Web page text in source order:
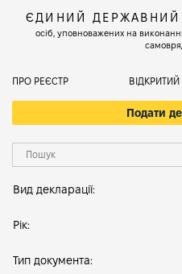
ЄДИНИЙ ДЕРЖАВНИЙ
осіб, уповноважених на
ПРО РЕЄСТР ВІДКРИТИЙ
Подати
Вид декларації:
Рік:
Тип документа: